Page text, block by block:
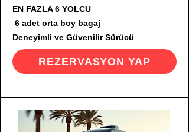
EN FAZLA 6 YOLCU
6 adet orta boy bagaj
Deneyimli ve Güvenilir Sürücü
REZERVASYON YAP